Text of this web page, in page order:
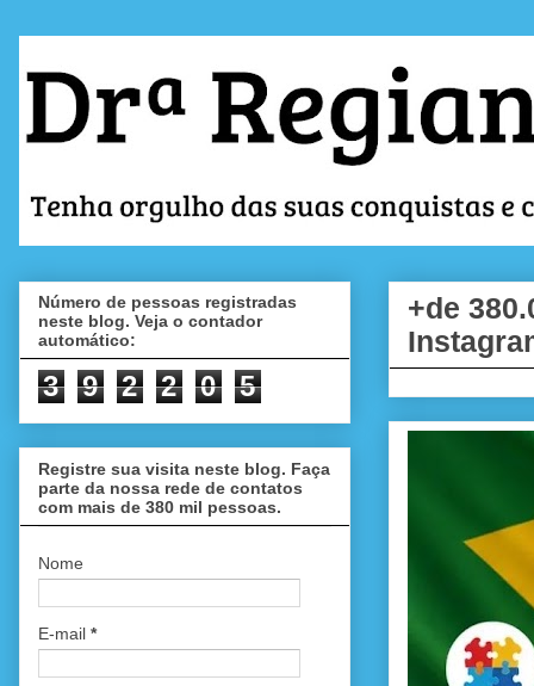
+de
Número de pessoas registradas
neste blog. Veja o contador
automático:
3 9 2 2 0 5
Registre sua visita neste blog. Faça
parte da nossa rede de contatos
com mais de 380 mil pessoas.
Nome
E-mail *